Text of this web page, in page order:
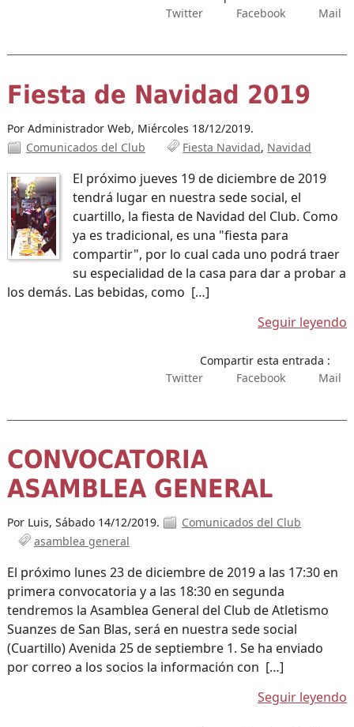
Twitter
Facebook Mail
Fiesta de Navidad 2019
Por Administrador Web, Miércoles 18/12/2019.
Comunicados del Club
Fiesta Navidad Navidad
El próximo jueves 19 de diciembre de 2019
tendrá lugar en nuestra sede social, el
cuartillo, la fiesta de Navidad del Club. Como
ya es tradicional, es una "fiesta para
compartir", por lo cual cada uno podrá traer
su especialidad de la casa para dar a probar a
los demás. Las bebidas, como […]
Seguir leyendo
Compartir esta entrada :
Twitter
Facebook Mail
CONVOCATORIA
ASAMBLEA GENERAL
Por Luis, Sábado 14/12/2019.
Comunicados del Club
asamblea general
El próximo lunes 23 de diciembre de 2019 a las 17:30 en
primera convocatoria y a las 18:30 en segunda
tendremos la Asamblea General del Club de Atletismo
Suanzes de San Blas, será en nuestra sede social
(Cuartillo) Avenida 25 de septiembre 1. Se ha enviado
por correo a los socios la información con […]
Seguir leyendo